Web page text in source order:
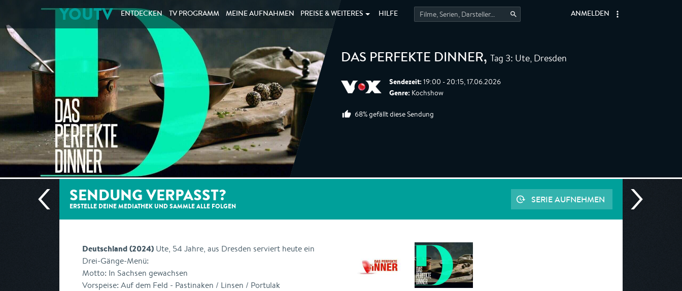
YOUTV ENTDECKEN TV PROGRAMM MEINE AUFNAHMEN PREISE & WEITERES HILFE ANMELDEN
DAS PERFEKTE DINNER, Tag 3: Ute, Dresden
Sendezeit: 19:00 - 20:15, 17.06.2026
Genre: Kochshow
68% gefällt diese Sendung
SENDUNG VERPASST?
ERSTELLE DEINE MEDIATHEK UND SAMMLE ALLE FOLGEN
SERIE AUFNEHMEN
Deutschland (2024) Ute, 54 Jahre, aus Dresden serviert heute ein
Drei-Gänge-Menü:
Motto: In Sachsen gewachsen
Vorspeise: Auf dem Feld - Pastinaken / Linsen / Portulak